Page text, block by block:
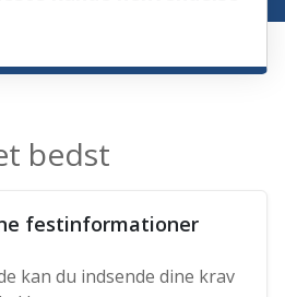
bedst
festinformationer
kan du indsende dine krav